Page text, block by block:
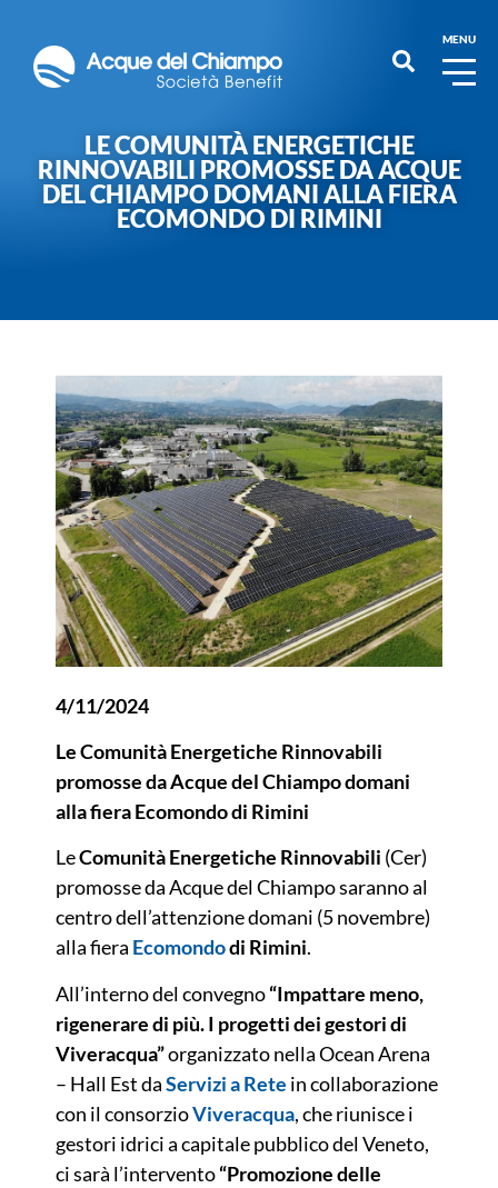
MENU
LE COMUNITÀ ENERGETICHE
RINNOVABILI PROMOSSE DA ACQUE
DEL CHIAMPO DOMANI ALLA FIERA
ECOMONDO DI RIMINI
4/11/2024
Le Comunità Energetiche Rinnovabili
promosse da Acque del Chiampo domani
alla fiera Ecomondo di Rimini
LeComunità Energetiche Rinnovabili (Cer)
promosse da Acque del Chiampo saranno al
centro dell’attenzione domani (5 novembre)
alla fiera Ecomondodi Rimini.
All’interno del convegno“Impattare meno,
rigenerare di più. I progetti dei gestori di
Viveracqua”organizzato nella Ocean Arena
– Hall Est daServizi a Rete in collaborazione
con il consorzioViveracqua, che riunisce i
gestori idrici a capitale pubblico del Veneto,
ci sarà l’intervento“Promozione delle